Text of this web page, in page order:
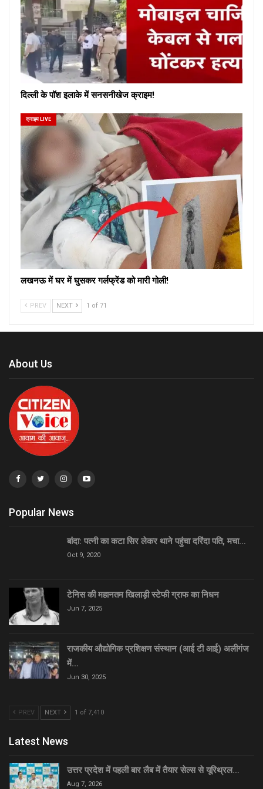
दिल्ली के पॉश इलाके में सनसनीखेज क्राइम!
क्राइम LIVE
लखनऊ में घर में घुसकर गर्लफ्रेंड को मारी गोली!
PREV NEXT 1 of 71
About Us
Popular News
बांदा: पत्नी का कटा सिर लेकर थाने पहुंचा दरिंदा पति, मचा…
Oct 9, 2020
टेनिस की महानतम खिलाड़ी स्टेफी ग्राफ का निधन
Jun 7, 2025
राजकीय औद्योगिक प्रशिक्षण संस्थान (आई टी आई) अलीगंज
में…
Jun 30, 2025
PREV NEXT 1 of 7,410
Latest News
उत्तर प्रदेश में पहली बार लैब में तैयार सेल्स से यूरिथ्रल…
Aug 7, 2026